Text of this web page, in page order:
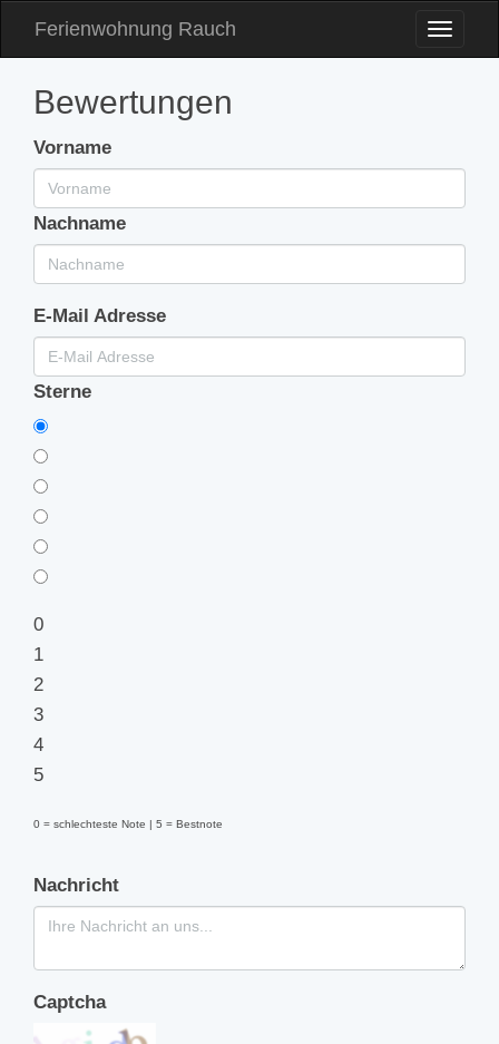
Toggle
Ferienwohnung Rauch
Bewertungen
Vorname
Nachname
E-Mail Adresse
Sterne
0
1
2
3
4
5
0 = schlechteste Note | 5 = Bestnote
Nachricht
Captcha